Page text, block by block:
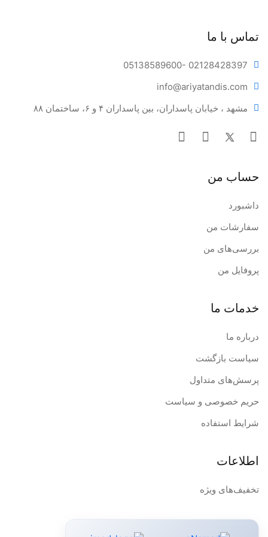
تماس با ما
05138589600- 02128428397
info@ariyatandis.com
مشهد ، خیابان پاسداران، بین پاسداران ۴ و ۶، ساختمان ۸۸
حساب من
داشبورد
سفارشات من
بررسی‌های من
پروفایل من
خدمات ما
درباره ما
سیاست بازگشت
پرسش‌های متداول
حریم خصوصی و سیاست
شرایط استفاده
اطلاعات
تخفیف‌های ویژه